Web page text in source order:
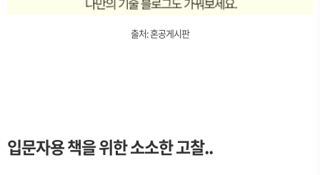
출처: 혼공게시판
입문자용 책을 위한 소소한 고찰..